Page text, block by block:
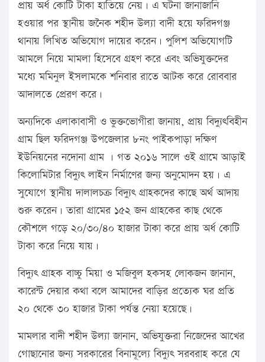
প্রায় অর্ধ কোটি টাকা হাতিয়ে নেয়। এ ঘটনা জানাজানি
হওয়ার পর স্থানীয় জনৈক শহীদ উল্যা বাদী হয়ে ফরিদগঞ্জ
থানায় লিখিত অভিযোগ দায়ের করেন। পুলিশ অভিযোগটি
আমলে নিয়ে মামলা হিসেবে গ্রহণ করে এবং অভিযুক্তদের
মধ্যে মমিনুল ইসলামকে শনিবার রাতে আটক করে রোববার
আদালতে প্রেরণ করে।
অন্যদিকে এলাকাবাসী ও ভুক্তভোগীরা জানায়, প্রায় বিদ্যুৎবিহীন
গ্রাম ছিল ফরিদগঞ্জ উপজেলার ৮নং পাইকপাড়া দক্ষিণ
ইউনিয়নের নদোনা গ্রাম । গত ২০১৬ সালে ওই গ্রামে আড়াই
কিলোমিটার বিদ্যুৎ লাইন নির্মাণের জন্য অনুমোদন হয়। এ
সুযোগে স্থানীয় দালালচক্র বিদ্যুৎ গ্রাহকদের কাছে অর্থ আদায়
শুরু করেন। তারা গ্রামের ১৫২ জন গ্রাহকের কাছ থেকে
কৌশলে গড়ে ২০/৩০/৪০ হাজার টাকা করে প্রায় অর্ধ কোটি
টাকা করে নিয়ে যায়।
বিদ্যুৎ গ্রাহক বাচ্চু মিয়া ও মজিবুল হকসহ লোকজন জানান,
কারেন্ট দেয়ার কথা বলে আমাদের বাড়ির প্রত্যেক ঘর প্রতি
২০ থেকে ৩০ হাজার টাকা পর্যন্ত নেয়া হয়েছে।
মামলার বাদী শহীদ উল্যা জানান, অভিযুক্তরা নিজেদের আখের
গোছানোর জন্য সরকারের বিনামূল্যে বিদ্যুৎ সরবরাহ করে যে